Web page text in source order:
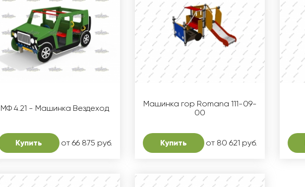
МФ 4.21 - Машинка Вездеход
Купить от 66 875 руб.
Машинка гор Romana 111-09-
00
Купить от 80 621 руб.